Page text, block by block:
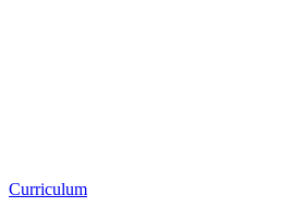
Curriculum